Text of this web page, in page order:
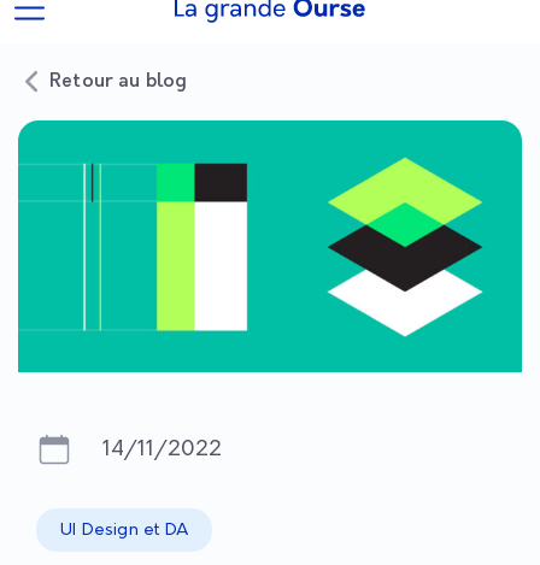
Retour au blog
14/11/2022
UI Design et DA